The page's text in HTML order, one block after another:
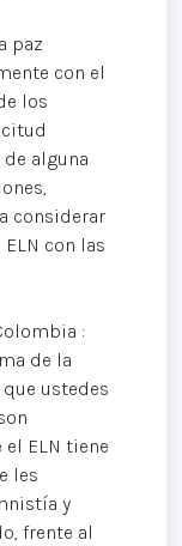
paz
con el
los
alguna
considerar
con las
:
de la
ustedes
ELN tiene
les
y
frente al